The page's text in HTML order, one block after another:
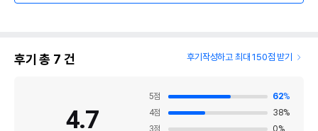
후기 총 7 건 후기작성하고 최대 150점 받기
4.7
5점 62%
4점 38%
3점 0%